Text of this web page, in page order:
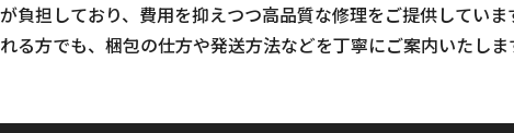
負担しており、費用を抑えつつ高品質な修理をご提供していま
る方でも、梱包の仕方や発送方法などを丁寧にご案内いたし